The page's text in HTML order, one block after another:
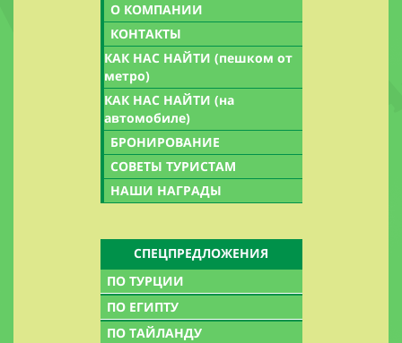
О КОМПАНИИ
КОНТАКТЫ
КАК НАС НАЙТИ (пешком от
метро)
КАК НАС НАЙТИ (на
автомобиле)
БРОНИРОВАНИЕ
СОВЕТЫ ТУРИСТАМ
НАШИ НАГРАДЫ
СПЕЦПРЕДЛОЖЕНИЯ
ПО ТУРЦИИ
ПО ЕГИПТУ
ПО ТАЙЛАНДУ